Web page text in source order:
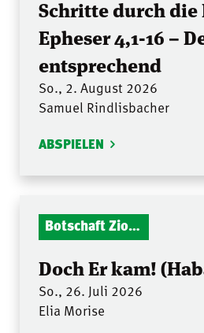
Schritte durch die
Epheser 4,1-16 –
entsprechend
So., 2. August 2026
Samuel Rindlisbacher
ABSPIELEN
Botschaft Zionshalle
Doch Er kam!
So., 26. Juli 2026
Elia Morise